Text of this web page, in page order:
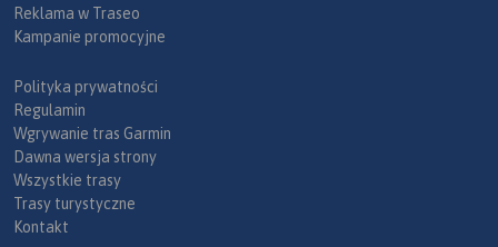
Reklama w Traseo
Kampanie promocyjne
Polityka prywatności
Regulamin
Wgrywanie tras Garmin
Dawna wersja strony
Wszystkie trasy
Trasy turystyczne
Kontakt